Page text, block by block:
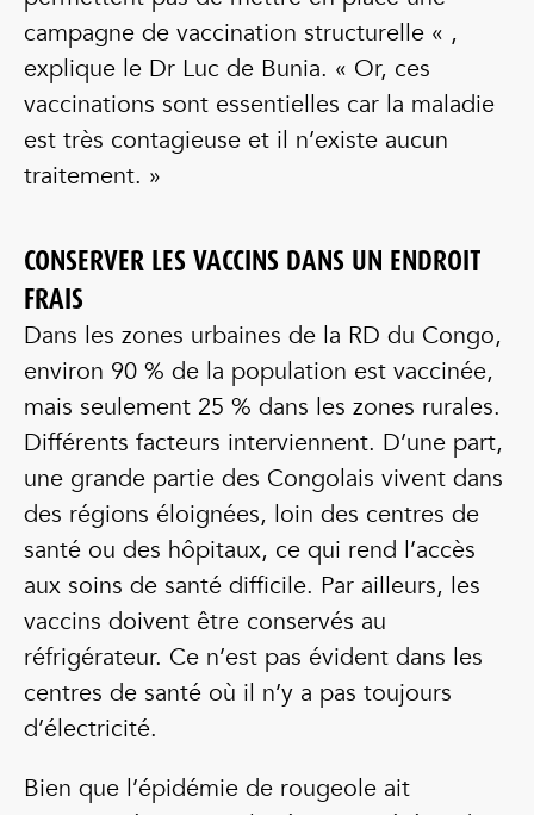
campagne de vaccination structurelle « ,
explique le Dr Luc de Bunia. « Or, ces
vaccinations sont essentielles car la maladie
est très contagieuse et il n’existe aucun
traitement. »
CONSERVER LES VACCINS DANS UN ENDROIT
FRAIS
Dans les zones urbaines de la RD du Congo,
environ 90 % de la population est vaccinée,
mais seulement 25 % dans les zones rurales.
Différents facteurs interviennent. D’une part,
une grande partie des Congolais vivent dans
des régions éloignées, loin des centres de
santé ou des hôpitaux, ce qui rend l’accès
aux soins de santé difficile. Par ailleurs, les
vaccins doivent être conservés au
réfrigérateur. Ce n’est pas évident dans les
centres de santé où il n’y a pas toujours
d’électricité.
Bien que l’épidémie de rougeole ait